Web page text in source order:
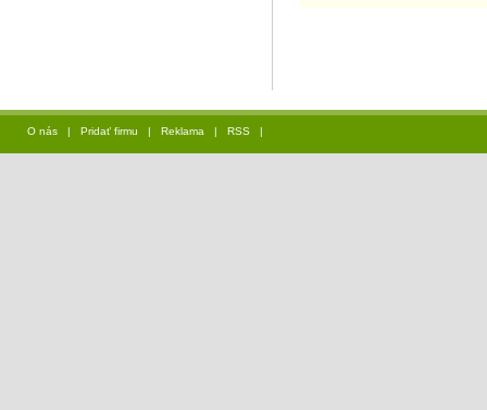
O nás | Pridať firmu | Reklama | RSS |